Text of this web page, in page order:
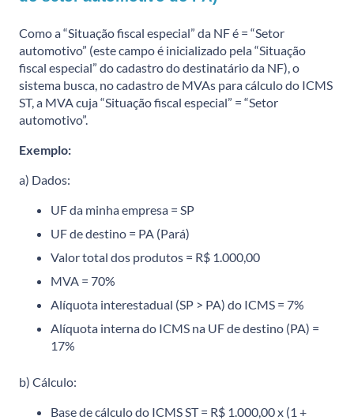
Como a “Situação fiscal especial” da NF é = “Setor
automotivo” (este campo é inicializado pela “Situação
fiscal especial” do cadastro do destinatário da NF), o
sistema busca, no cadastro de MVAs para cálculo do ICMS
ST, a MVA cuja “Situação fiscal especial” = “Setor
automotivo”.
Exemplo:
a) Dados:
UF da minha empresa = SP
UF de destino = PA (Pará)
Valor total dos produtos = R$ 1.000,00
MVA = 70%
Alíquota interestadual (SP > PA) do ICMS = 7%
Alíquota interna do ICMS na UF de destino (PA) =
17%
b) Cálculo:
Base de cálculo do ICMS ST = R$ 1.000,00 x (1 +